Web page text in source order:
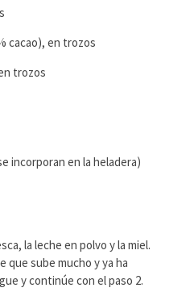
cacao), en trozos
trozos
incorporan en la heladera)
la leche en polvo y la miel.
que sube mucho y ya ha
y continúe con el paso 2.